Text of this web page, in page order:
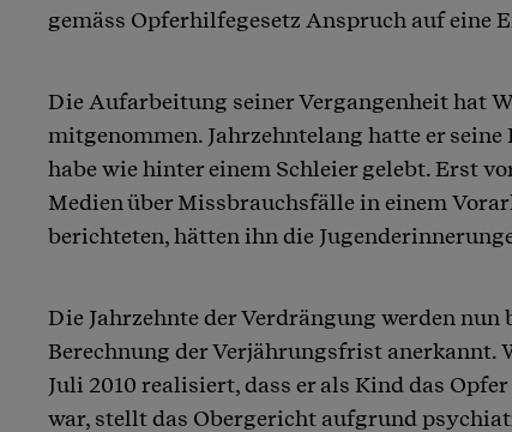
gemäss Opferhilfegesetz Anspruch auf eine
Die Aufarbeitung seiner Vergangenheit hat
mitgenommen. Jahrzehntelang hatte er
habe wie hinter einem Schleier gelebt. Erst
Medien über Missbrauchsfälle in einem
berichteten, hätten ihn die
Die Jahrzehnte der Verdrängung werden nun
Berechnung der Verjährungsfrist anerkannt.
Juli 2010 realisiert, dass er als Kind das
war, stellt das Obergericht aufgrund